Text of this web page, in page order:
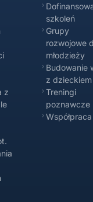
z
szkoleń
Grupy
rozwojowe
młodzieży
Budowanie
z dzieckiem
Treningi
poznawcze
Współpraca